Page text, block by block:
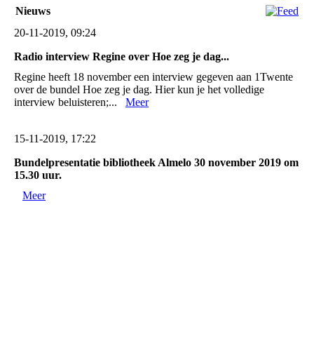
Nieuws
20-11-2019, 09:24
Radio interview Regine over Hoe zeg je dag...
Regine heeft 18 november een interview gegeven aan 1Twente
over de bundel Hoe zeg je dag. Hier kun je het volledige
interview beluisteren;... Meer
15-11-2019, 17:22
Bundelpresentatie bibliotheek Almelo 30 november 2019 om
15.30 uur.
Meer